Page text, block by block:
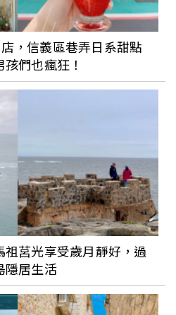
，信義區巷弄日系甜點
們也瘋狂！
莒光享受歲月靜好，過
隱居生活